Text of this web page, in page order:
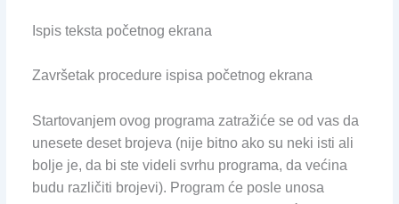
Ispis teksta početnog ekrana
Završetak procedure ispisa početnog ekrana
Startovanjem ovog programa zatražiće se od vas da
unesete deset brojeva (nije bitno ako su neki isti ali
bolje je, da bi ste videli svrhu programa, da većina
budu različiti brojevi). Program će posle unosa